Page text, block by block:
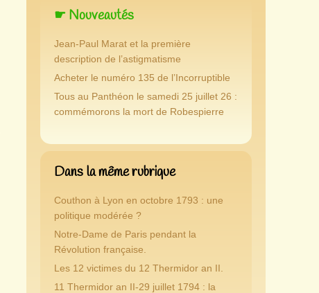
☛ Nouveautés
Jean-Paul Marat et la première
description de l’astigmatisme
Acheter le numéro 135 de l’Incorruptible
Tous au Panthéon le samedi 25 juillet 26 :
commémorons la mort de Robespierre
Dans la même rubrique
Couthon à Lyon en octobre 1793 : une
politique modérée ?
Notre-Dame de Paris pendant la
Révolution française.
Les 12 victimes du 12 Thermidor an II.
11 Thermidor an II-29 juillet 1794 : la